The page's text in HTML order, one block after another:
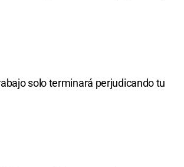
solo terminará perjudicando tu